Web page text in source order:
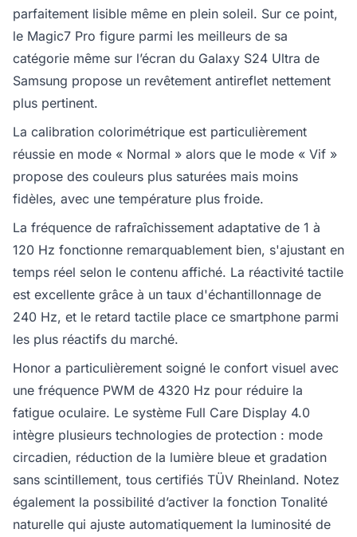
parfaitement lisible même en plein soleil. Sur ce point,
le Magic7 Pro figure parmi les meilleurs de sa
catégorie même sur l’écran du Galaxy S24 Ultra de
Samsung propose un revêtement antireflet nettement
plus pertinent.
La calibration colorimétrique est particulièrement
réussie en mode « Normal » alors que le mode « Vif »
propose des couleurs plus saturées mais moins
fidèles, avec une température plus froide.
La fréquence de rafraîchissement adaptative de 1 à
120 Hz fonctionne remarquablement bien, s'ajustant en
temps réel selon le contenu affiché. La réactivité tactile
est excellente grâce à un taux d'échantillonnage de
240 Hz, et le retard tactile place ce smartphone parmi
les plus réactifs du marché.
Honor a particulièrement soigné le confort visuel avec
une fréquence PWM de 4320 Hz pour réduire la
fatigue oculaire. Le système Full Care Display 4.0
intègre plusieurs technologies de protection : mode
circadien, réduction de la lumière bleue et gradation
sans scintillement, tous certifiés TÜV Rheinland. Notez
également la possibilité d’activer la fonction Tonalité
naturelle qui ajuste automatiquement la luminosité de